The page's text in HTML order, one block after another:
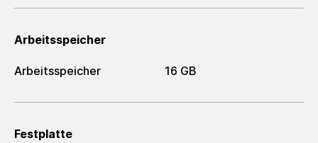
Arbeitsspeicher
Arbeitsspeicher 16 GB
Festplatte